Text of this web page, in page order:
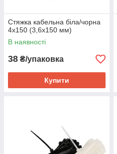
Стяжка кабельна біла/чорна
4х150 (3,6х150 мм)
В наявності
38 ₴/упаковка
Купити